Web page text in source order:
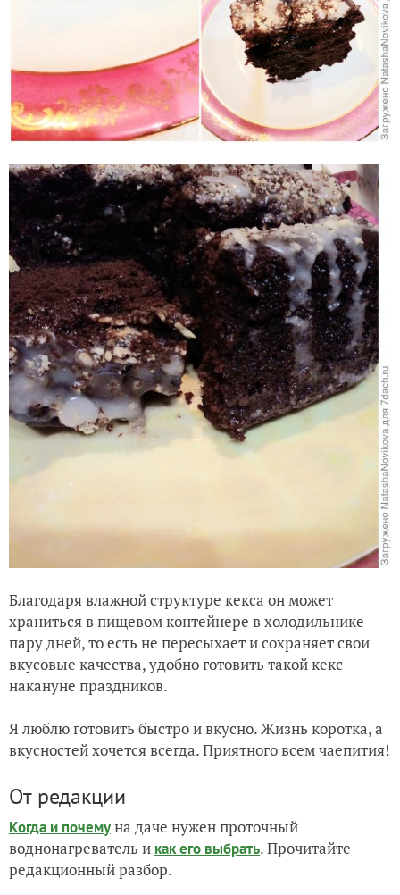
Благодаря влажной структуре кекса он может
храниться в пищевом контейнере в холодильнике
пару дней, то есть не пересыхает и сохраняет свои
вкусовые качества, удобно готовить такой кекс
накануне праздников.
Я люблю готовить быстро и вкусно. Жизнь коротка, а
вкусностей хочется всегда. Приятного всем чаепития!
От редакции
Когда и почемуна даче нужен проточный
воднонагреватель и как его выбрать. Прочитайте
редакционный разбор.